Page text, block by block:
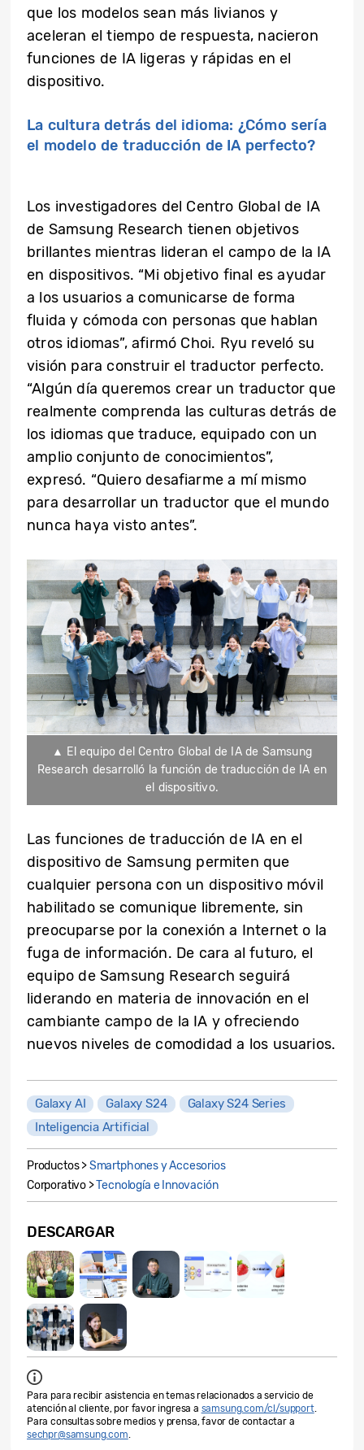
que los modelos sean más livianos y
aceleran el tiempo de respuesta, nacieron
funciones de IA ligeras y rápidas en el
dispositivo.
La cultura detrás del idioma: ¿Cómo sería
el modelo de traducción de IA perfecto?
Los investigadores del Centro Global de IA
de Samsung Research tienen objetivos
brillantes mientras lideran el campo de la IA
en dispositivos. “Mi objetivo final es ayudar
a los usuarios a comunicarse de forma
fluida y cómoda con personas que hablan
otros idiomas”, afirmó Choi. Ryu reveló su
visión para construir el traductor perfecto.
“Algún día queremos crear un traductor que
realmente comprenda las culturas detrás de
los idiomas que traduce, equipado con un
amplio conjunto de conocimientos”,
expresó. “Quiero desafiarme a mí mismo
para desarrollar un traductor que el mundo
nunca haya visto antes”.
▲ El equipo del Centro Global de IA de Samsung
Research desarrolló la función de traducción de IA en
el dispositivo.
Las funciones de traducción de IA en el
dispositivo de Samsung permiten que
cualquier persona con un dispositivo móvil
habilitado se comunique libremente, sin
preocuparse por la conexión a Internet o la
fuga de información. De cara al futuro, el
equipo de Samsung Research seguirá
liderando en materia de innovación en el
cambiante campo de la IA y ofreciendo
nuevos niveles de comodidad a los usuarios.
Galaxy AI Galaxy S24
Galaxy S24 Series
Inteligencia Artificial
Productos >Smartphones y Accesorios
Corporativo >Tecnología e Innovación
DESCARGAR
Para para recibir asistencia en temas relacionados a servicio de
atención al cliente, por favor ingresa a samsung.com/cl/support.
Para consultas sobre medios y prensa, favor de contactar a
sechpr@samsung.com.